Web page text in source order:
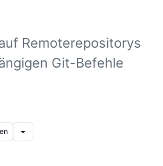
Remoterepositorys
Git-Befehle